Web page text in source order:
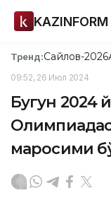
KAZINFORM
Тренд:Сайлов-2026
09:52, 26 Июл 2024
Бугун 2024
маросими